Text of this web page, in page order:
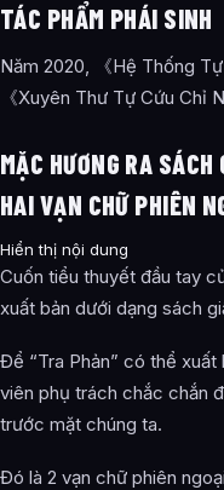
TÁC PHẨM PHÁI SINH
Năm 2020, 《Hệ Thống
《Xuyên Thư Tự Cứu Chỉ
MẶC HƯƠNG RA
HAI VẠN CHỮ PHIÊN
Hiển thị nội dung
Cuốn tiểu thuyết đầu tay
xuất bản dưới dạng sách
Để “Tra Phản” có thể
viên phụ trách chắc chắn
trước mặt chúng ta.
Đó là 2 vạn chữ phiên